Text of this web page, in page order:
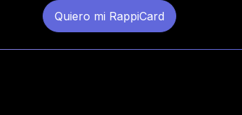
Quiero mi RappiCard